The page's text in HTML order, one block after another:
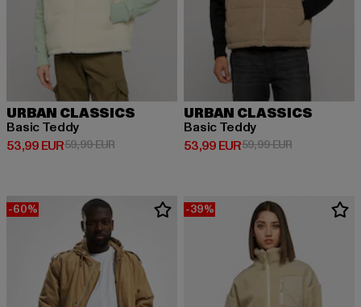
URBAN CLASSICS
Basic Teddy
53,99 EUR
Derzeitiger Preis: 53,99 EUR
59,99 EURAktionspreis: 59,99 EUR
URBAN CLASSICS
Basic Teddy
53,99 EUR
Derzeitiger Preis: 53,99 EUR
59,99 EURAktionspreis:
-60% -39%